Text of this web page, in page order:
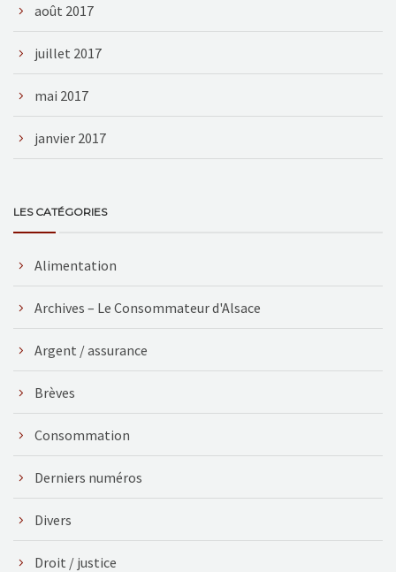
août 2017
juillet 2017
mai 2017
janvier 2017
LES CATÉGORIES
Alimentation
Archives – Le Consommateur d'Alsace
Argent / assurance
Brèves
Consommation
Derniers numéros
Divers
Droit / justice